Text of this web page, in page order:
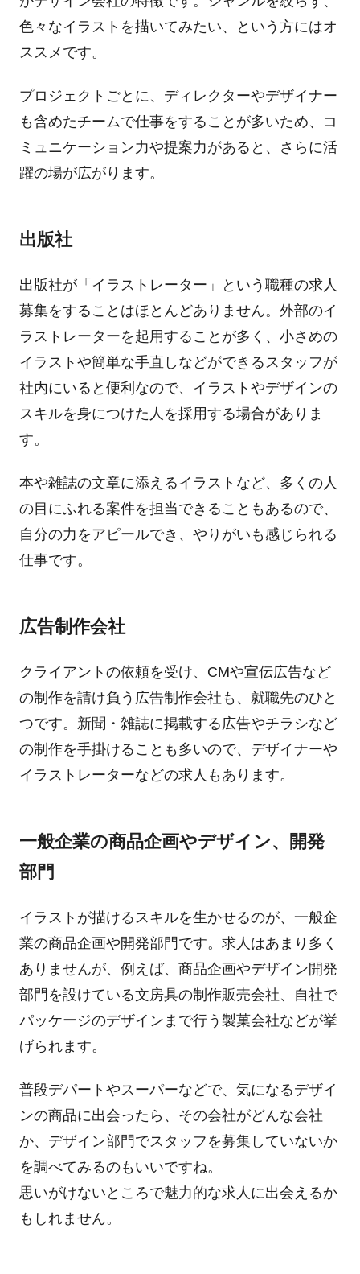
色々なイラストを描いてみたい、という方にはオ
ススメです。
プロジェクトごとに、ディレクターやデザイナー
も含めたチームで仕事をすることが多いため、コ
ミュニケーション力や提案力があると、さらに活
躍の場が広がります。
出版社
出版社が「イラストレーター」という職種の求人
募集をすることはほとんどありません。外部のイ
ラストレーターを起用することが多く、小さめの
イラストや簡単な手直しなどができるスタッフが
社内にいると便利なので、イラストやデザインの
スキルを身につけた人を採用する場合がありま
す。
本や雑誌の文章に添えるイラストなど、多くの人
の目にふれる案件を担当できることもあるので、
自分の力をアピールでき、やりがいも感じられる
仕事です。
広告制作会社
クライアントの依頼を受け、CMや宣伝広告など
の制作を請け負う広告制作会社も、就職先のひと
つです。新聞・雑誌に掲載する広告やチラシなど
の制作を手掛けることも多いので、デザイナーや
イラストレーターなどの求人もあります。
一般企業の商品企画やデザイン、開発
部門
イラストが描けるスキルを生かせるのが、一般企
業の商品企画や開発部門です。求人はあまり多く
ありませんが、例えば、商品企画やデザイン開発
部門を設けている文房具の制作販売会社、自社で
パッケージのデザインまで行う製菓会社などが挙
げられます。
普段デパートやスーパーなどで、気になるデザイ
ンの商品に出会ったら、その会社がどんな会社
か、デザイン部門でスタッフを募集していないか
を調べてみるのもいいですね。
思いがけないところで魅力的な求人に出会えるか
もしれません。